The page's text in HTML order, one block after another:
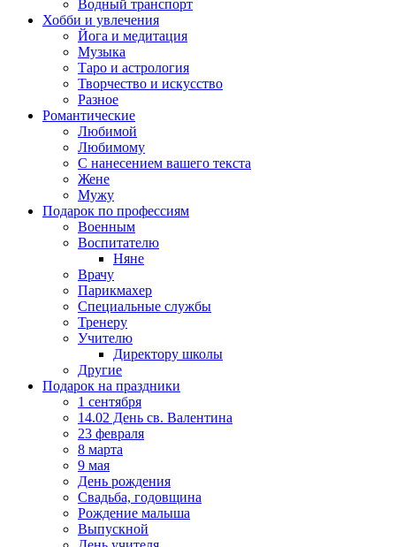
Водный транспорт
Хобби и увлечения
Йога и медитация
Музыка
Таро и астрология
Творчество и искусство
Разное
Романтические
Любимой
Любимому
С нанесением вашего текста
Жене
Мужу
Подарок по профессиям
Военным
Воспитателю
Няне
Врачу
Парикмахер
Специальные службы
Тренеру
Учителю
Директору школы
Другие
Подарок на праздники
1 сентября
14.02 День св. Валентина
23 февраля
8 марта
9 мая
День рождения
Свадьба, годовщина
Рождение малыша
Выпускной